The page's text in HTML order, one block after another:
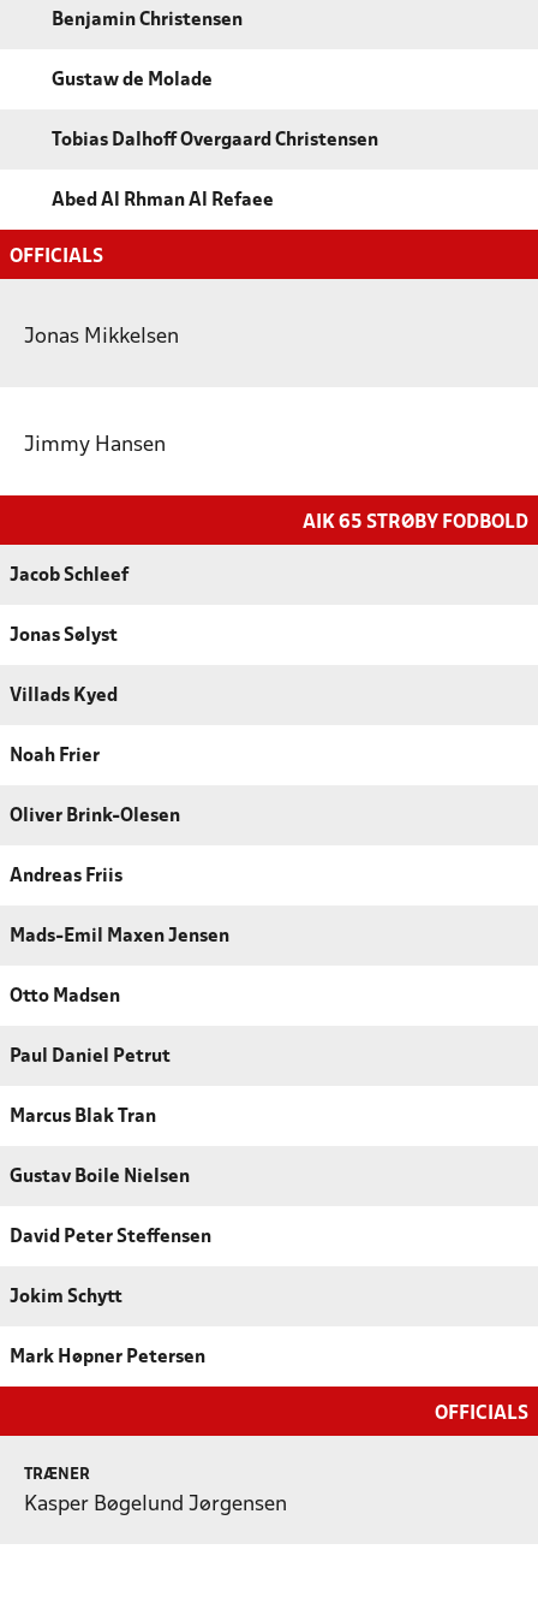
Benjamin Christensen
Gustaw de Molade
Tobias Dalhoff Overgaard Christensen
Abed Al Rhman Al Refaee
OFFICIALS
Jonas Mikkelsen
Jimmy Hansen
AIK 65 STRØBY FODBOLD
Jacob Schleef
Jonas Sølyst
Villads Kyed
Noah Frier
Oliver Brink-Olesen
Andreas Friis
Mads-Emil Maxen Jensen
Otto Madsen
Paul Daniel Petrut
Marcus Blak Tran
Gustav Boile Nielsen
David Peter Steffensen
Jokim Schytt
Mark Høpner Petersen
OFFICIALS
TRÆNER
Kasper Bøgelund Jørgensen